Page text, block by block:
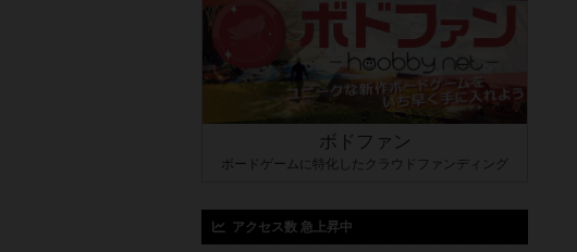
ボドファン
ボードゲームに特化したクラウドファンディング
アクセス数 急上昇中